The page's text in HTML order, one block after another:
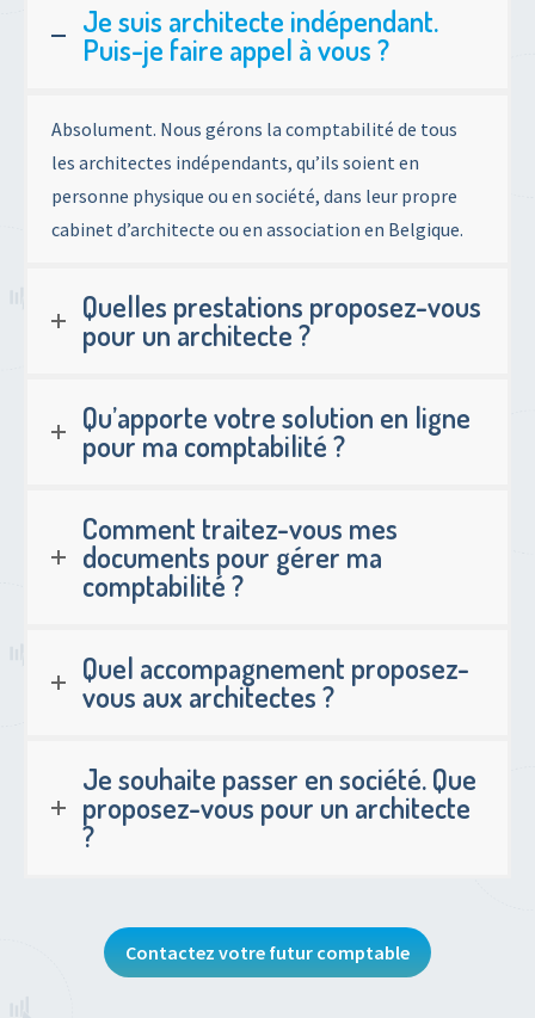
Je suis architecte indépendant.
Puis-je faire appel à vous ?
Absolument. Nous gérons la comptabilité de tous
les architectes indépendants, qu’ils soient en
personne physique ou en société, dans leur propre
cabinet d’architecte ou en association en Belgique.
Quelles prestations proposez-vous
pour un architecte ?
Qu’apporte votre solution en ligne
pour ma comptabilité ?
Comment traitez-vous mes
documents pour gérer ma
comptabilité ?
Quel accompagnement proposez-
vous aux architectes ?
Je souhaite passer en société. Que
proposez-vous pour un architecte
?
Contactez votre futur comptable